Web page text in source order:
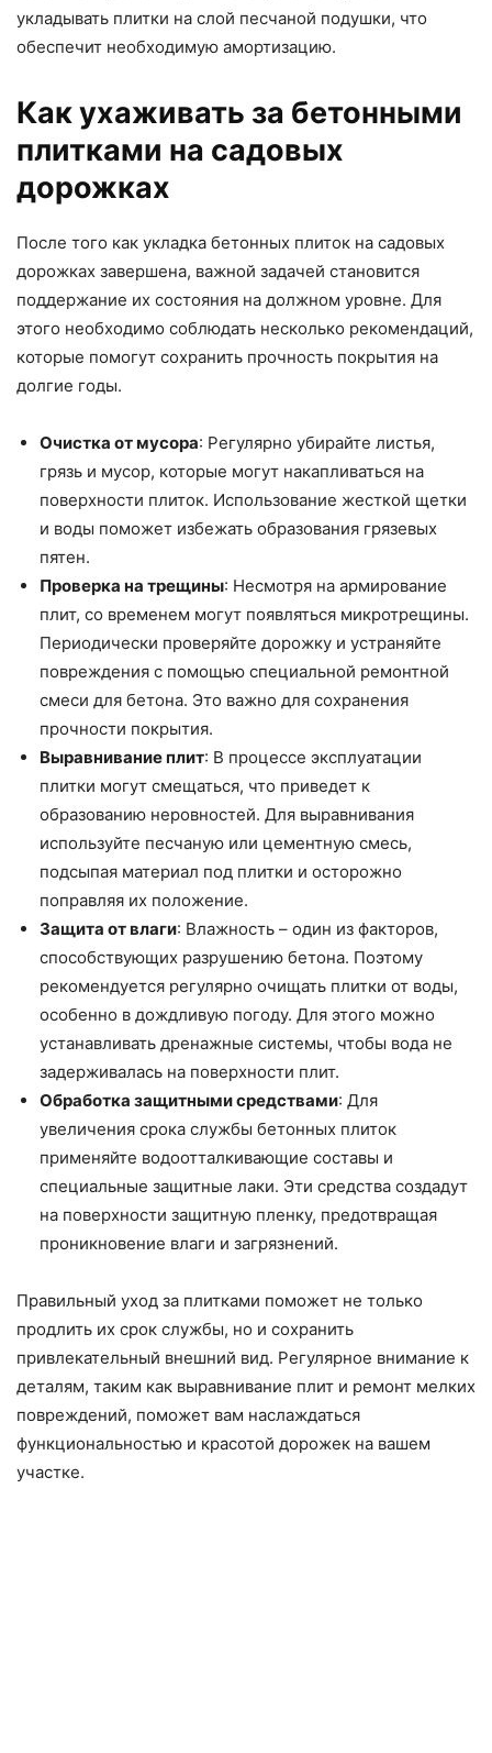
укладывать плитки на слой песчаной подушки, что
обеспечит необходимую амортизацию.
Как ухаживать за бетонными
плитками на садовых
дорожках
После того как укладка бетонных плиток на садовых
дорожках завершена, важной задачей становится
поддержание их состояния на должном уровне. Для
этого необходимо соблюдать несколько рекомендаций,
которые помогут сохранить прочность покрытия на
долгие годы.
Очистка от мусора: Регулярно убирайте листья,
грязь и мусор, которые могут накапливаться на
поверхности плиток. Использование жесткой щетки
и воды поможет избежать образования грязевых
пятен.
Проверка на трещины: Несмотря на армирование
плит, со временем могут появляться микротрещины.
Периодически проверяйте дорожку и устраняйте
повреждения с помощью специальной ремонтной
смеси для бетона. Это важно для сохранения
прочности покрытия.
Выравнивание плит: В процессе эксплуатации
плитки могут смещаться, что приведет к
образованию неровностей. Для выравнивания
используйте песчаную или цементную смесь,
подсыпая материал под плитки и осторожно
поправляя их положение.
Защита от влаги: Влажность – один из факторов,
способствующих разрушению бетона. Поэтому
рекомендуется регулярно очищать плитки от воды,
особенно в дождливую погоду. Для этого можно
устанавливать дренажные системы, чтобы вода не
задерживалась на поверхности плит.
Обработка защитными средствами: Для
увеличения срока службы бетонных плиток
применяйте водоотталкивающие составы и
специальные защитные лаки. Эти средства создадут
на поверхности защитную пленку, предотвращая
проникновение влаги и загрязнений.
Правильный уход за плитками поможет не только
продлить их срок службы, но и сохранить
привлекательный внешний вид. Регулярное внимание к
деталям, таким как выравнивание плит и ремонт мелких
повреждений, поможет вам наслаждаться
функциональностью и красотой дорожек на вашем
участке.